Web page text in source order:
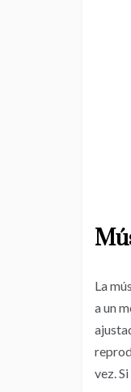
La
a un
vez.